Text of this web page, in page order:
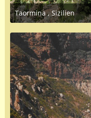
Taormina , Sizilien
October 5, 2024 at